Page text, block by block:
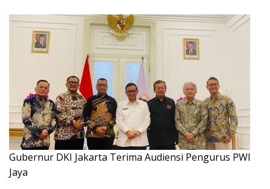
Gubernur DKI Jakarta Terima Audiensi Pengurus PWI
Jaya